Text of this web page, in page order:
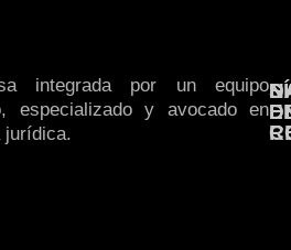
integrada por un equipo
especializado y avocado en
jurídica.